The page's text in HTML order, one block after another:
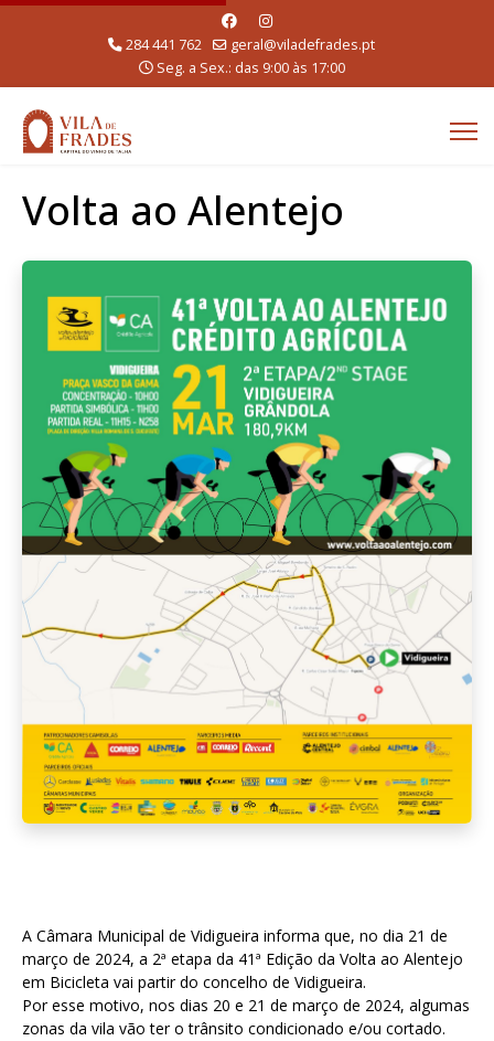
284 441 762
geral@viladefrades.pt
Seg. a Sex.: das 9:00 às 17:00
Volta ao Alentejo
A Câmara Municipal de Vidigueira informa que, no dia 21 de
março de 2024, a 2ª etapa da 41ª Edição da Volta ao Alentejo
em Bicicleta vai partir do concelho de Vidigueira.
Por esse motivo, nos dias 20 e 21 de março de 2024, algumas
zonas da vila vão ter o trânsito condicionado e/ou cortado.